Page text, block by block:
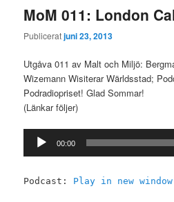
MoM 011: London
Publiceratjuni 23, 2013
Utgåva 011 av Malt och Miljö:
Wizemann Wisiterar Wärldsstad;
Podradiopriset! Glad Sommar!
(Länkar följer)
00:00
Podcast: Play in new window